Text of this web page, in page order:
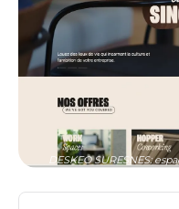
DESKEO SURESNES: